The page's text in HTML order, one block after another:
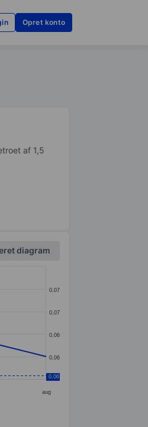
Opret konto
af 1,5
diagram
aug
0,06
0,06
0,07
0,07
0,06